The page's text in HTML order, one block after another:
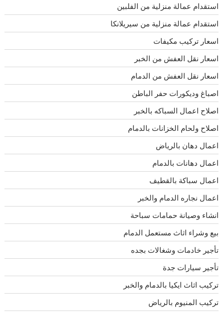
استقدام عمالة منزلية من الفلبين
استقدام عمالة منزلية من سيريلانكا
اسعار تركيب مكيفات
اسعار نقل العفش من الخبر
اسعار نقل العفش من الدمام
اصباغ وديكورات حفر الباطن
اصلاح اعمال السباكه بالخبر
اصلاح ولحام الخزانات بالدمام
اعمال دهان بالرياض
اعمال دهانات بالدمام
اعمال سباكة بالقطيف
اعمال نجاره الدمام والخبر
انشاء وصيانة حمامات سباحة
بيع وشراء اثاث مستعمل الدمام
تأجير خادمات وشغالات بجده
تأجير سيارات جدة
تركيب اثاث ايكيا بالدمام والخبر
تركيب المنيوم بالرياض